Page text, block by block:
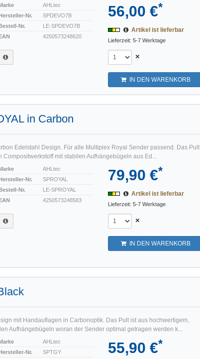
Marke
AHLtec
Hersteller-Nr.
SPDEVO7B
Bestell-Nr.
LE-SPDEVO7B
EAN
4250573248620
56,00 €*
Artikel ist lieferbar
Lieferzeit: 5-7 Werktage
×
IN DEN WARENKORB
in Carbon
Edelstahl Design. Für alle Multiplex Royal Sender passend. Das Pult
mit stabilen Aufhängebügeln aus Ed...
Marke
AHLtec
Hersteller-Nr.
SPROYAL
Bestell-Nr.
LE-SPROYAL
EAN
4250573248583
79,90 €*
Artikel ist lieferbar
Lieferzeit: 5-7 Werktage
×
IN DEN WARENKORB
mit Handauflagen in Carbonoptik. Das Pult ist aus hochwertigem,
Aufhängebügeln woran der Sender optimal getragen werden k...
Marke
AHLtec
Hersteller-Nr.
SPTGY
55,90 €*